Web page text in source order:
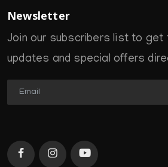
Newsletter
Join our subscribers list to
updates and special offers